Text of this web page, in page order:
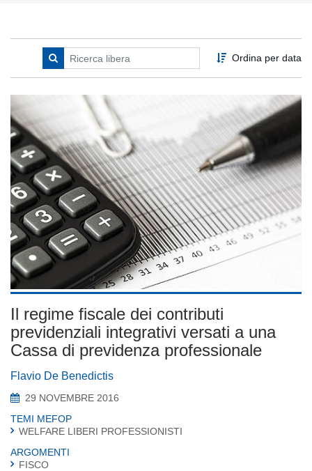
Ordina per data
Il regime fiscale dei contributi
previdenziali integrativi versati a una
Cassa di previdenza professionale
Flavio De Benedictis
29 NOVEMBRE 2016
TEMI MEFOP
WELFARE LIBERI PROFESSIONISTI
ARGOMENTI
FISCO